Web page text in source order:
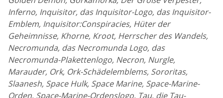
Inferno, Inquisitor, das Inquisitor-Logo, das Inquisitor-
Emblem, Inquisitor:Conspiracies, Hüter der
Geheimnisse, Khorne, Kroot, Herrscher des Wandels,
Necromunda, das Necromunda Logo, das
Necromunda-Plakettenlogo, Necron, Nurgle,
Marauder, Ork, Ork-Schädelemblems, Sororitas,
Slaanesh, Space Hulk, Space Marine, Space-Marine-
Orden, Space-Marine-Ordenslogo, Tau, die Tau-